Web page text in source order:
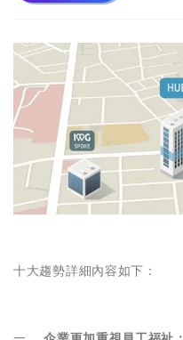
十大趨勢詳細內容如下：